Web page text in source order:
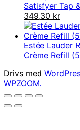
var:
Satisfyer Tap
Det
ursprungliga
priset
var:
499,00 kr.
349,30 krDet
är:
Estée Lauder
Crème Refill
Drivs med
WPZOOM.